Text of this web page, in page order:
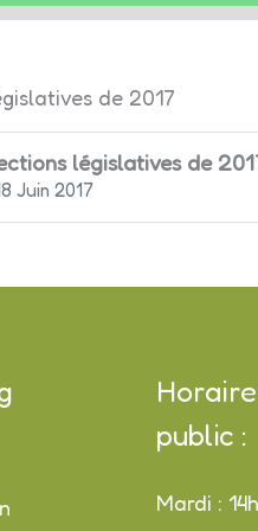
de 2017
législatives de
Juin 2017
public :
Mardi :